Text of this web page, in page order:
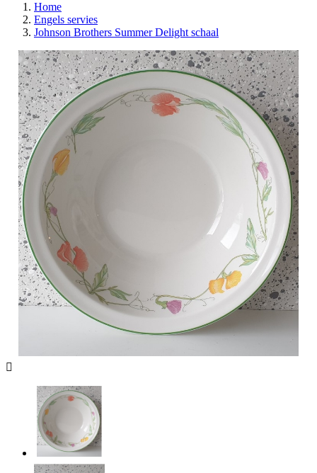
Home
Engels servies
Johnson Brothers Summer Delight schaal
